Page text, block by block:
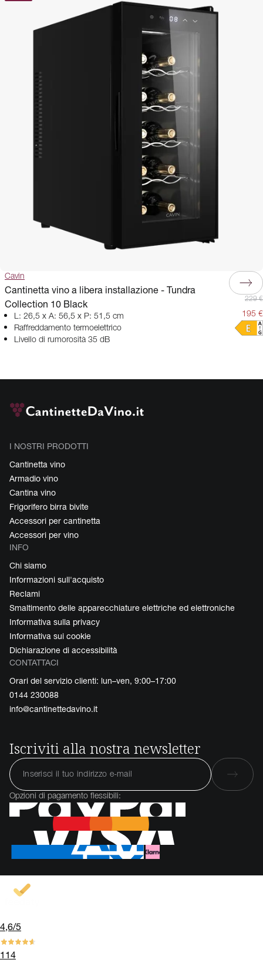
Cavin
Cantinetta vino a libera installazione - Tundra
Collection 10 Black
L: 26,5 x A: 56,5 x P: 51,5 cm
Raffreddamento termoelettrico
Livello di rumorosità 35 dB
229 €
195 €
I NOSTRI PRODOTTI
Cantinetta vino
Armadio vino
Cantina vino
Frigorifero birra bivite
Accessori per cantinetta
Accessori per vino
INFO
Chi siamo
Informazioni sull'acquisto
Reclami
Smaltimento delle apparecchiature elettriche ed elettroniche
Informativa sulla privacy
Informativa sui cookie
Dichiarazione di accessibilità
CONTATTACI
Orari del servizio clienti: lun–ven, 9:00–17:00
0144 230088
info@cantinettedavino.it
Iscriviti alla nostra newsletter
Opzioni di pagamento flessibili:
4,6/5
114